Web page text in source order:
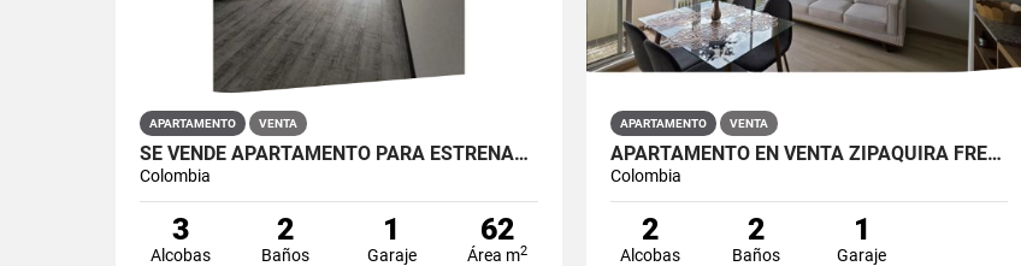
APARTAMENTO VENTA
SE VENDE APARTAMENTO PARA ESTRENAR EN RESTREPO ANTONIO NARIÑO
Colombia
3
Alcobas
2
Baños
1
Garaje
62
Área m2
APARTAMENTO VENTA
APARTAMENTO EN VENTA ZIPAQUIRÁ FRENTE A LA UNIMINUTO
Colombia
2
Alcobas
2
Baños
1
Garaje